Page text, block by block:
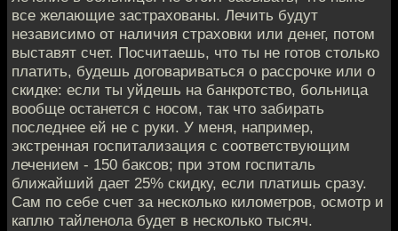
все желающие застрахованы. Лечить будут
независимо от наличия страховки или денег, потом
выставят счет. Посчитаешь, что ты не готов столько
платить, будешь договариваться о рассрочке или о
скидке: если ты уйдешь на банкротство, больница
вообще останется с носом, так что забирать
последнее ей не с руки. У меня, например,
экстренная госпитализация с соответствующим
лечением - 150 баксов; при этом госпиталь
ближайший дает 25% скидку, если платишь сразу.
Сам по себе счет за несколько километров, осмотр и
каплю тайленола будет в несколько тысяч.